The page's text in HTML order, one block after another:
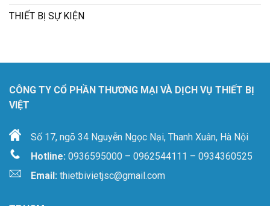
THIẾT BỊ SỰ KIỆN
CÔNG TY CỔ PHẦN THƯƠNG MẠI VÀ DỊCH VỤ THIẾT BỊ
VIỆT
Số 17, ngõ 34 Nguyễn Ngọc Nại, Thanh Xuân, Hà Nội
Hotline: 0936595000 – 0962544111 – 0934360525
Email: thietbivietjsc@gmail.com